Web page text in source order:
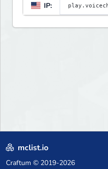
IP:
mclist.io
Craftum © 2019-2026